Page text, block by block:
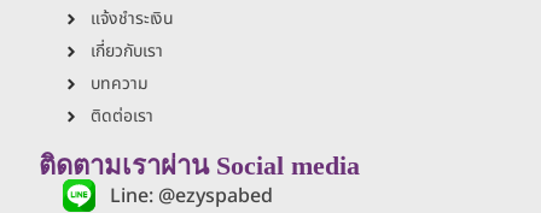
แจ้งชำระเงิน
เกี่ยวกับเรา
บทความ
ติดต่อเรา
ติดตามเราผ่าน Social media
Line: @ezyspabed